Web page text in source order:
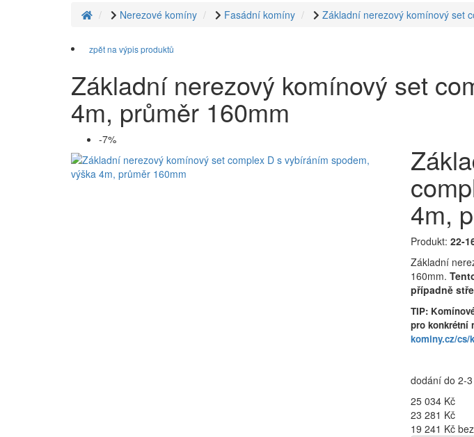
Nerezové komíny
Fasádní komíny Základní nerezový komínový set
zpět na výpis produktů
Základní nerezový komínový set
4m, průměr 160mm
-7%
4m,
Produkt: 22-
Základní
160mm.
případně
TIP:
pro konkrétní
kominy.cz/cs/
dodání do 2-
25 034 Kč
23 281 Kč
19 241 Kč